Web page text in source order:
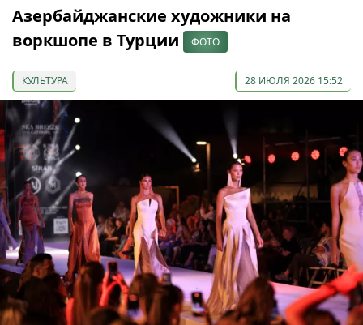
Азербайджанские художники на
воркшопе в Турции
ФОТО
КУЛЬТУРА 28 ИЮЛЯ 2026 15:52